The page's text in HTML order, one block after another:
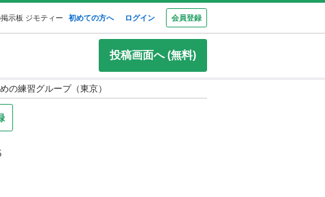
示板 ジモティー 初めての方へ ログイン 会員登録
投稿画面へ (無料)
の練習グループ（東京）